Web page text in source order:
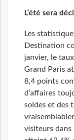
L’été sera
Les
Destination
janvier, le
Grand Paris
8,4 points
d’affaires
soldes et des
visiteurs dans